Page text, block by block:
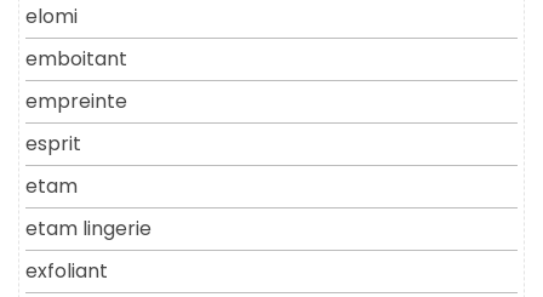
elomi
emboitant
empreinte
esprit
etam
etam lingerie
exfoliant